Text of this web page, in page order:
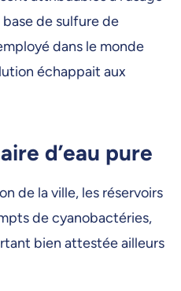
de sulfure de
dans le monde
échappait aux
d’eau pure
de la ville, les réservoirs
de cyanobactéries,
bien attestée ailleurs